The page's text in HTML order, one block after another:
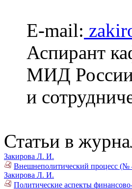
E-mail:
Аспирант
МИД
и
Статьи в
Закирова Л. И.
Внешнеполитический процесс (№
Закирова Л. И.
Политические аспекты